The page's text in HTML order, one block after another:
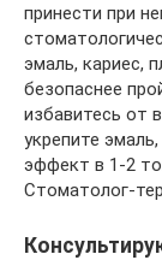
принести при
эмаль, кариес,
безопаснее
избавитесь от
укрепите
эффект в 1-2
Стоматолог-